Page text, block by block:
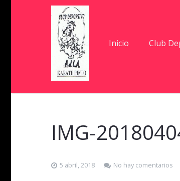
Inicio Club
IMG-
5 abril, 2018 No hay comentarios